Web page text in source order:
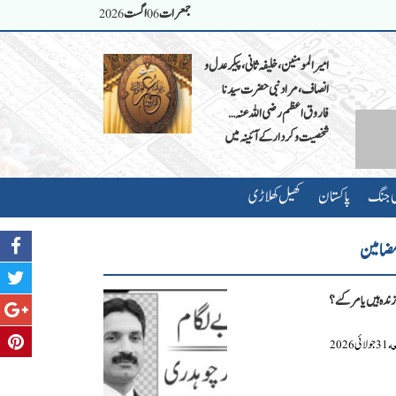
جمعرات06اگست2026
امیر المومنین، خلیفہ ثانی، پیکر عدل و
انصاف، مراد نبی حضرت سیدنا
فاروق اعظم رضی اللہ عنہ…
شخصیت و کردار کے آئینہ میں
جنگ پاکستان کھیل کھلاڑی
ہیں یا مرگئے ؟
31جولائی2026